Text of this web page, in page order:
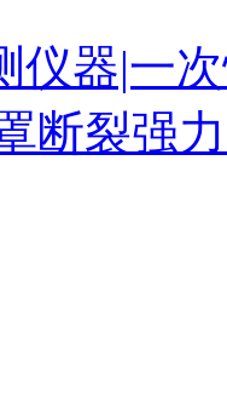
仪器|一
断裂强